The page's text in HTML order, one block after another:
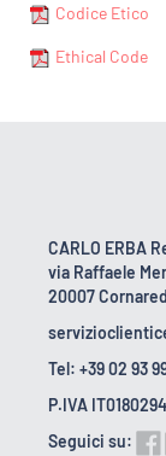
Codice Etico
Ethical Code
CARLO ERBA
via Raffaele
20007
Tel: +39 02 93
P.IVA
Seguici su: